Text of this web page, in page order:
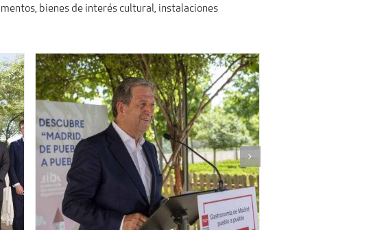
bienes de interés cultural, instalaciones